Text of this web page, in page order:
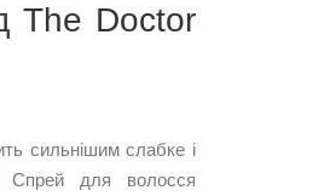
The Doctor
сильнішим слабке і
Спрей для волосся